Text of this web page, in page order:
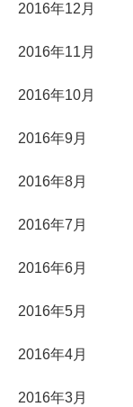
2016年12月
2016年11月
2016年10月
2016年9月
2016年8月
2016年7月
2016年6月
2016年5月
2016年4月
2016年3月